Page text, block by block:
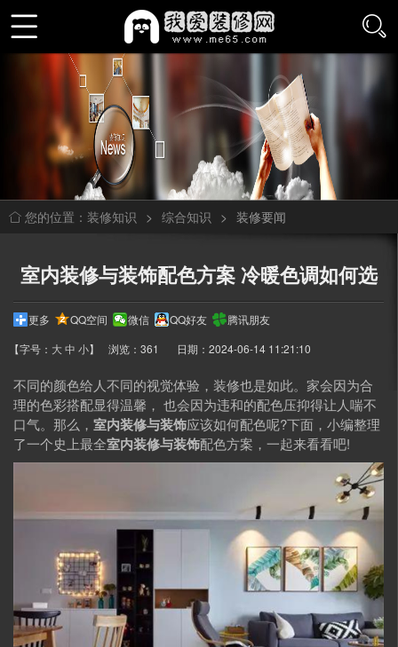
您的位置： 装修知识 > 综合知识 > 装修要闻
室内装修与装饰配色方案 冷暖色调如何选
更多 QQ空间 微信 QQ好友
腾讯朋友
【字号： 大中 小】 浏览：361 日期：2024-06-14 11:21:10
不同的颜色给人不同的视觉体验，装修也是如此。家会因为合
理的色彩搭配显得温馨， 也会因为违和的配色压抑得让人喘不
口气。那么， 室内装修与装饰应该如何配色呢?下面，小编整理
了一个史上最全室内装修与装饰配色方案，一起来看看吧!